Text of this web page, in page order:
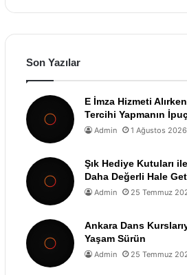
Son Yazılar
E İmza Hizmeti
Tercihi Yapmanın
Admin 1 Ağustos 2026
Şık Hediye Kutuları
Daha Değerli Hale
Admin 25 Temmuz
Ankara Dans
Yaşam Sürün
Admin 25 Temmuz